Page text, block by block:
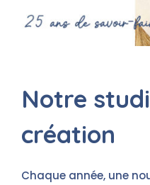
Notre
création
Chaque année, une